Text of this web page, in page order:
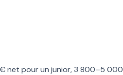
net pour un junior, 3 800–5 000